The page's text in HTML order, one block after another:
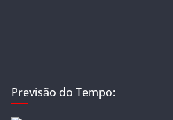
Previsão do Tempo: